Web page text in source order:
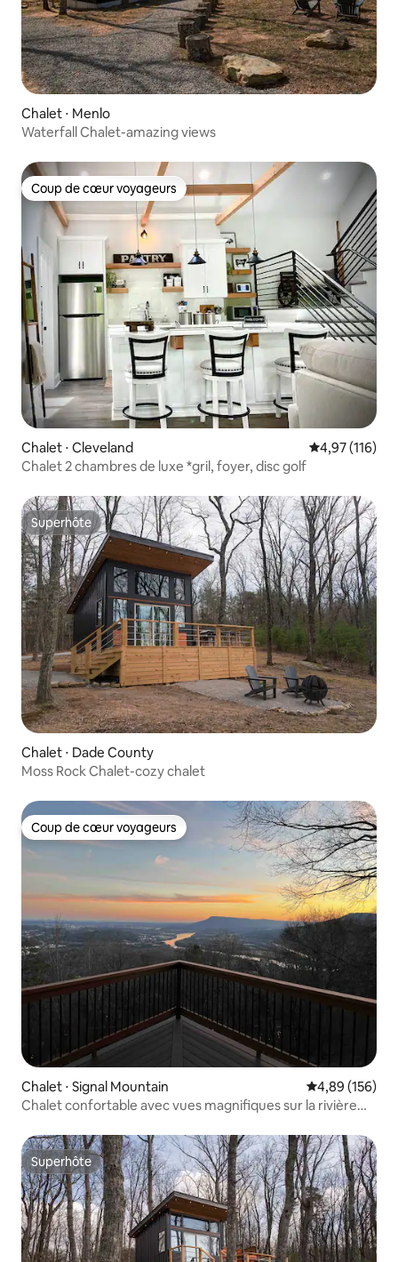
Chalet ⋅ Menlo
Waterfall Chalet-amazing views
Coup de cœur voyageurs
Coup de cœur voyageurs
Chalet ⋅ Cleveland Évaluation
4,97 (116)
Chalet 2 chambres de luxe *gril, foyer, disc golf
Superhôte
Superhôte
Chalet ⋅ Dade County
Moss Rock Chalet-cozy chalet
Coup de cœur voyageurs
Coup de cœur voyageurs
Chalet ⋅ Signal Mountain Évaluation
4,89 (156)
Chalet confortable avec vues magnifiques sur la rivière
Superhôte
Superhôte